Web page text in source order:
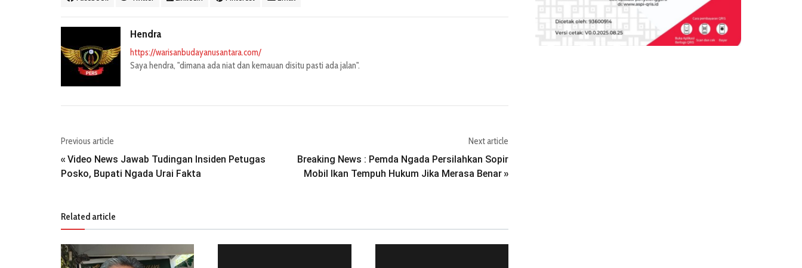
Hendra
https://warisanbudayanusantara.com/
Saya hendra, "dimana ada niat dan kemauan disitu pasti ada jalan".
Previous article
« Video News Jawab Tudingan Insiden Petugas
Posko, Bupati Ngada Urai Fakta
Next article
Breaking News : Pemda Ngada Persilahkan Sopir
Mobil Ikan Tempuh Hukum Jika Merasa Benar »
Related article